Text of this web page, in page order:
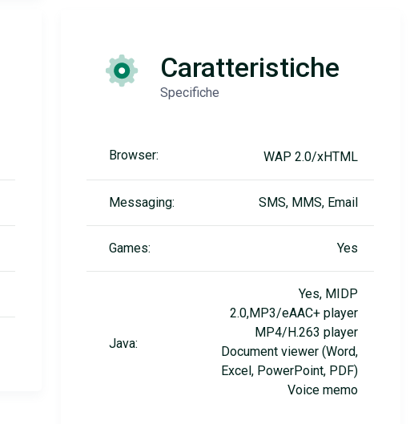
Caratteristiche
Specifiche
Browser: WAP 2.0/xHTML
Messaging: SMS, MMS, Email
Games: Yes
Java:
Yes, MIDP
2.0,MP3/eAAC+ player
MP4/H.263 player
Document viewer (Word,
Excel, PowerPoint, PDF)
Voice memo